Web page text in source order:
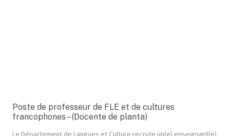
Poste de professeur de FLE et de cultures
francophones – (Docente de planta)
Le Département de Langues et Culture recrute un(e) enseignant(e)